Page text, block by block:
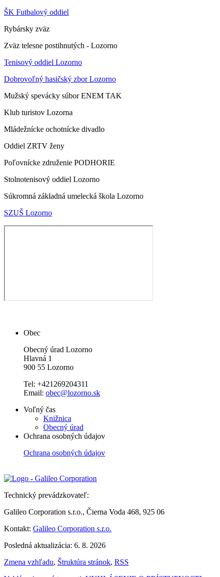
ŠK Futbalový oddiel
Rybársky zväz
Zväz telesne postihnutých - Lozorno
Tenisový oddiel Lozorno
Dobrovoľný hasičský zbor Lozorno
Mužský spevácky súbor ENEM TAK
Klub turistov Lozorna
Mládežnícke ochotnícke divadlo
Oddiel ZRTV ženy
Poľovnícke združenie PODHORIE
Stolnotenisový oddiel Lozorno
Súkromná základná umelecká škola Lozorno
SZUŠ Lozorno
Obec
Obecný úrad Lozorno
Hlavná 1
900 55 Lozorno
Tel: +421269204311
Email: obec@lozorno.sk
Voľný čas
Knižnica
Obecný úrad
Ochrana osobných údajov
Ochrana osobných údajov
Technický prevádzkovateľ:
Galileo Corporation s.r.o., Čierna Voda 468, 925 06
Kontakt: Galileo Corporation s.r.o.
Posledná aktualizácia: 6. 8. 2026
Zmena vzhľadu, Štruktúra stránok, RSS